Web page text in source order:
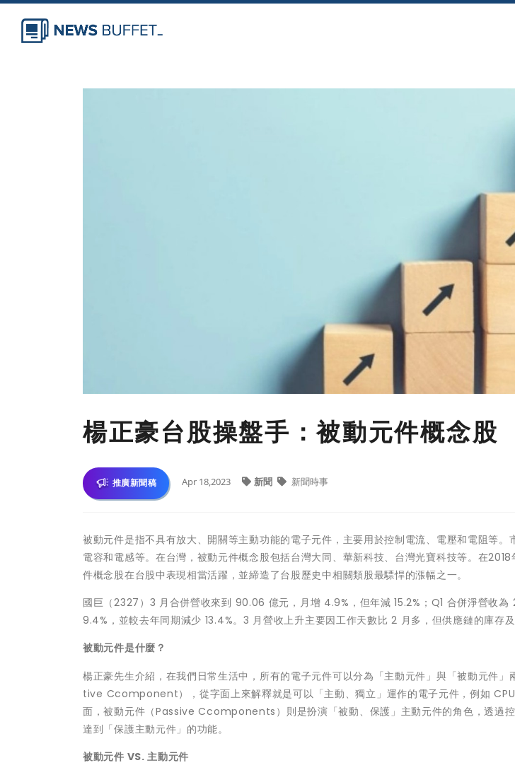
楊正豪台股操盤手：被動元件概念股
推廣新聞稿 Apr 18,2023 新聞 新聞時事
被動元件是指不具有放大、開關等主動功能的電子元件，主要用於控制電流、電壓和電阻等。
電容和電感等。在台灣，被動元件概念股包括台灣大同、華新科技、台灣光寶科技等。在
件概念股在台股中表現相當活躍，並締造了台股歷史中相關類股最驃悍的漲幅之一。
國巨（2327）3 月合併營收來到 90.06 億元，月增 4.9%，但年減 15.2%；Q1 合併淨營收
9.4%，並較去年同期減少 13.4%。3 月營收上升主要因工作天數比 2 月多，但供應鏈的庫存及
被動元件是什麼？
楊正豪先生介紹，在我們日常生活中，所有的電子元件可以分為「主動元件」與「被動元件
tive Ccomponent），從字面上來解釋就是可以「主動、獨立」運作的電子元件，例如
面，被動元件（Passive Ccomponents）則是扮演「被動、保護」主動元件的角色，透過
達到「保護主動元件」的功能。
被動元件 VS. 主動元件